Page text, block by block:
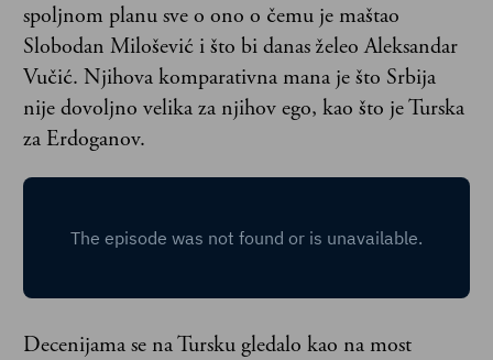
spoljnom planu sve o ono o čemu je maštao
Slobodan Milošević i što bi danas želeo Aleksandar
Vučić. Njihova komparativna mana je što Srbija
nije dovoljno velika za njihov ego, kao što je Turska
za Erdoganov.
Decenijama se na Tursku gledalo kao na most